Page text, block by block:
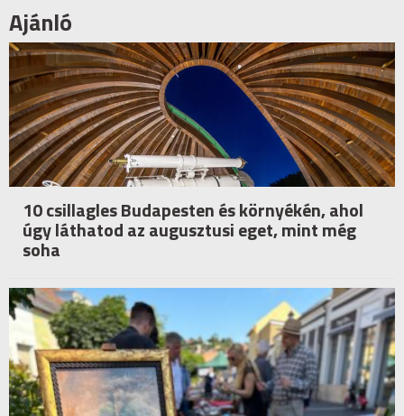
Ajánló
10 csillagles Budapesten és környékén, ahol
úgy láthatod az augusztusi eget, mint még
soha